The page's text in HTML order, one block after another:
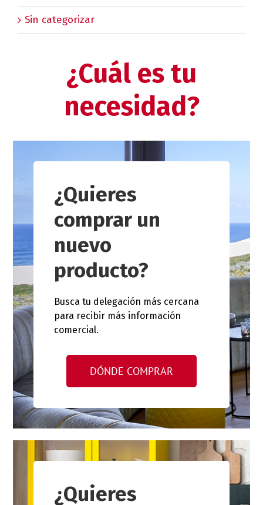
Sin categorizar
¿Cuál es tu
necesidad?
¿Quieres
comprar un
nuevo
producto?
Busca tu delegación más cercana
para recibir más información
comercial.
DÓNDE COMPRAR
¿Quieres